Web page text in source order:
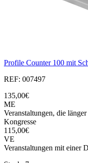
Profile Counter 100 mit
REF: 007497
135,00€
ME
Veranstaltungen, die
Kongresse
115,00€
VE
Veranstaltungen mit einer